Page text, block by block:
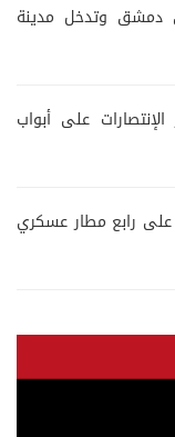
دمشق وتدخل مدينة
على أبواب
على رابع مطار عسكري